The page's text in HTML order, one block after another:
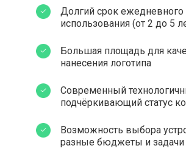
Долгий срок ежедневного
использования (от 2 до 5
Большая площадь для
нанесения логотипа
Современный
подчёркивающий статус
Возможность выбора
разные бюджеты и задачи